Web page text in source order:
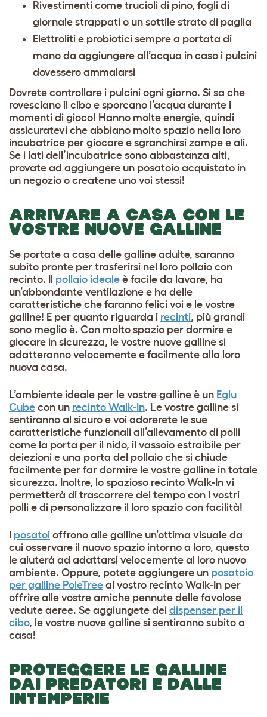
Rivestimenti come trucioli di pino, fogli di
giornale strappati o un sottile strato di paglia
Elettroliti e probiotici sempre a portata di
mano da aggiungere all’acqua in caso i pulcini
dovessero ammalarsi
Dovrete controllare i pulcini ogni giorno. Si sa che
rovesciano il cibo e sporcano l’acqua durante i
momenti di gioco! Hanno molte energie, quindi
assicuratevi che abbiano molto spazio nella loro
incubatrice per giocare e sgranchirsi zampe e ali.
Se i lati dell’incubatrice sono abbastanza alti,
provate ad aggiungere un posatoio acquistato in
un negozio o createne uno voi stessi!
ARRIVARE A CASA CON LE
VOSTRE NUOVE GALLINE
Se portate a casa delle galline adulte, saranno
subito pronte per trasferirsi nel loro pollaio con
recinto. Il pollaio ideale è facile da lavare, ha
un’abbondante ventilazione e ha delle
caratteristiche che faranno felici voi e le vostre
galline! E per quanto riguarda i recinti, più grandi
sono meglio è. Con molto spazio per dormire e
giocare in sicurezza, le vostre nuove galline si
adatteranno velocemente e facilmente alla loro
nuova casa.
L’ambiente ideale per le vostre galline è un Eglu
Cube con un recinto Walk-In. Le vostre galline si
sentiranno al sicuro e voi adorerete le sue
caratteristiche funzionali all’allevamento di polli
come la porta per il nido, il vassoio estraibile per
deiezioni e una porta del pollaio che si chiude
facilmente per far dormire le vostre galline in totale
sicurezza. Inoltre, lo spazioso recinto Walk-In vi
permetterà di trascorrere del tempo con i vostri
polli e di personalizzare il loro spazio con facilità!
posatoi offrono alle galline un’ottima visuale da
cui osservare il nuovo spazio intorno a loro, questo
le aiuterà ad adattarsi velocemente al loro nuovo
ambiente. Oppure, potete aggiungere un posatoio
per galline PoleTree al vostro recinto Walk-In per
offrire alle vostre amiche pennute delle favolose
vedute aeree. Se aggiungete dei dispenser per il
cibo, le vostre nuove galline si sentiranno subito a
casa!
PROTEGGERE LE GALLINE
DAI PREDATORI E DALLE
INTEMPERIE